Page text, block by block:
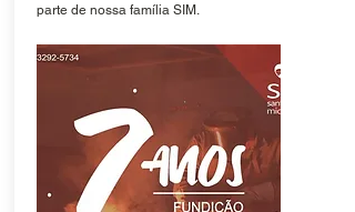
parte de nossa família SIM.